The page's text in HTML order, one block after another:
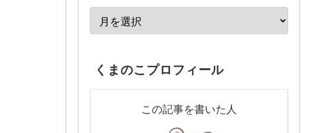
くまのこプロフィール
この記事を書いた人